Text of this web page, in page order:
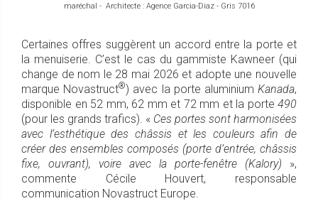
maréchal - Architecte : Agence Garcia-Diaz - Gris 7016
Certaines offres suggèrent un accord entre la porte et
la menuiserie. C’est le cas du gammiste Kawneer (qui
change de nom le 28 mai 2026 et adopte une nouvelle
marque Novastruct®) avec la porte aluminiumKanada,
disponible en 52 mm, 62 mm et 72 mm et la porte 490
(pour les grands trafics). « Ces portes sont harmonisées
avec l’esthétique des châssis et les couleurs afin de
créer des ensembles composés (porte d’entrée, châssis
fixe, ouvrant), voire avec la porte-fenêtre (Kalory) »,
commente Cécile Houvert, responsable
communication Novastruct Europe.